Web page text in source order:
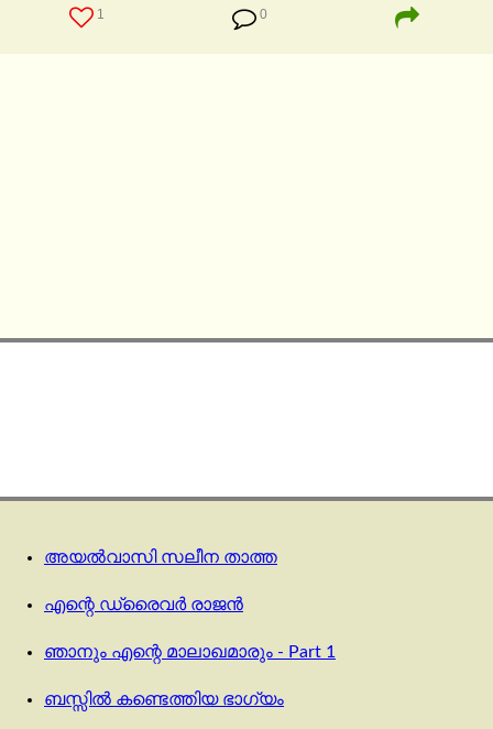
1 0
അയൽവാസി സലീന താത്ത
എന്റെ ഡ്രൈവർ രാജൻ
ഞാനും എന്റെ മാലാഖമാരും - Part 1
ബസ്സിൽ കണ്ടെത്തിയ ഭാഗ്യം